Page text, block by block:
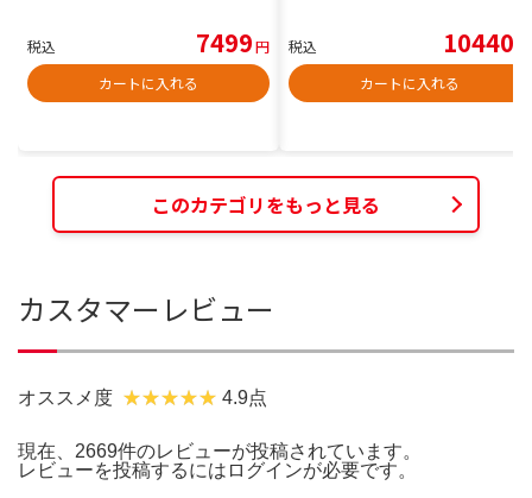
税込 7499円
カートに入れる
税込 10440
カートに入れる
このカテゴリをもっと見る
カスタマーレビュー
オススメ度 4.9点
現在、2669件のレビューが投稿されています。
レビューを投稿するには ログインが必要です。